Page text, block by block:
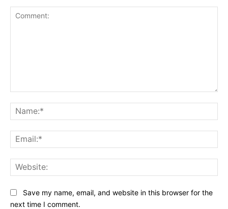
Save my name, email, and website in this browser for the
next time I comment.